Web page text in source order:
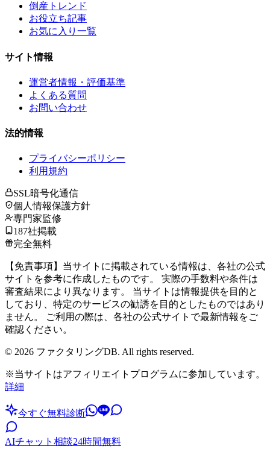
倒産トレンド
お役立ち記事
お気に入り一覧
サイト情報
運営者情報・評価基準
よくある質問
お問い合わせ
法的情報
プライバシーポリシー
利用規約
SSL暗号化通信
個人情報保護方針
専門家監修
187社掲載
完全無料
【免責事項】当サイトに掲載されている情報は、各社の公式
サイトを参考に作成したものです。 実際の手数料や条件は
審査結果により異なります。 当サイトは情報提供を目的と
しており、特定のサービスの勧誘を目的としたものではあり
ません。 ご利用の際は、各社の公式サイトで最新情報をご
確認ください。
© 2026 ファクタリングDB. All rights reserved.
※当サイトはアフィリエイトプログラムに参加しています。
詳細
今すぐ無料診断
AIチャット相談24時間無料